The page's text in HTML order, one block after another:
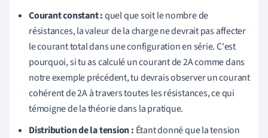
Courant constant :quel que soit le nombre de
résistances, la valeur de la charge ne devrait pas affecter
le courant total dans une configuration en série. C'est
pourquoi, si tu as calculé un courant de 2A comme dans
notre exemple précédent, tu devrais observer un courant
cohérent de 2A à travers toutes les résistances, ce qui
témoigne de la théorie dans la pratique.
Distribution de la tension : Étant donné que la tension